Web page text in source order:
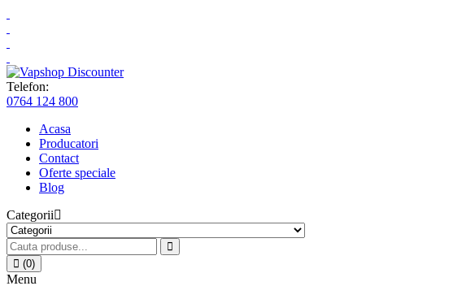
Telefon:
0764 124 800
Acasa
Producatori
Contact
Oferte speciale
Blog
Categorii
(0)
Menu